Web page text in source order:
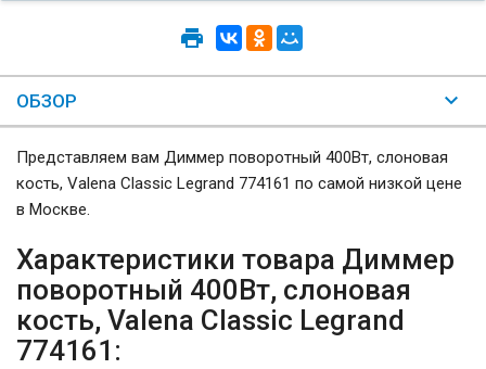
ОБЗОР
Представляем вам Диммер поворотный 400Вт, слоновая
кость, Valena Classic Legrand 774161 по самой низкой цене
в Москве.
Характеристики товара Диммер
поворотный 400Вт, слоновая
кость, Valena Classic Legrand
774161: